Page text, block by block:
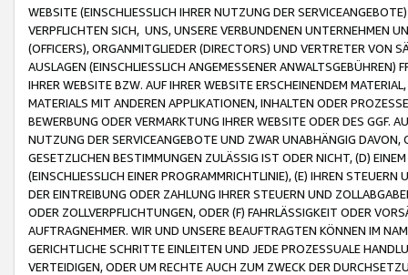
WEBSITE (EINSCHLIESSLICH IHRER NUTZUNG DER
VERPFLICHTEN SICH, UNS, UNSERE VERBUNDENEN UNTERNEHMEN
(OFFICERS), ORGANMITGLIEDER (DIRECTORS) UND VERTRETER VON
AUSLAGEN (EINSCHLIESSLICH ANGEMESSENER
IHRER WEBSITE BZW. AUF IHRER WEBSITE ERSCHEINENDEM
MATERIALS MIT ANDEREN APPLIKATIONEN, INHALTEN ODER
BEWERBUNG ODER VERMARKTUNG IHRER WEBSITE ODER DES GGF.
NUTZUNG DER SERVICEANGEBOTE UND ZWAR UNABHÄNGIG
GESETZLICHEN BESTIMMUNGEN ZULÄSSIG IST ODER NICHT, (D)
(EINSCHLIESSLICH EINER PROGRAMMRICHTLINIE), (E) IHREN
DER EINTREIBUNG ODER ZAHLUNG IHRER STEUERN UND
ODER ZOLLVERPFLICHTUNGEN, ODER (F) FAHRLÄSSIGKEIT ODER
AUFTRAGNEHMER. WIR UND UNSERE BEAUFTRAGTEN KÖNNEN IM
GERICHTLICHE SCHRITTE EINLEITEN UND JEDE PROZESSUALE
VERTEIDIGEN, ODER UM RECHTE AUCH ZUM ZWECK DER